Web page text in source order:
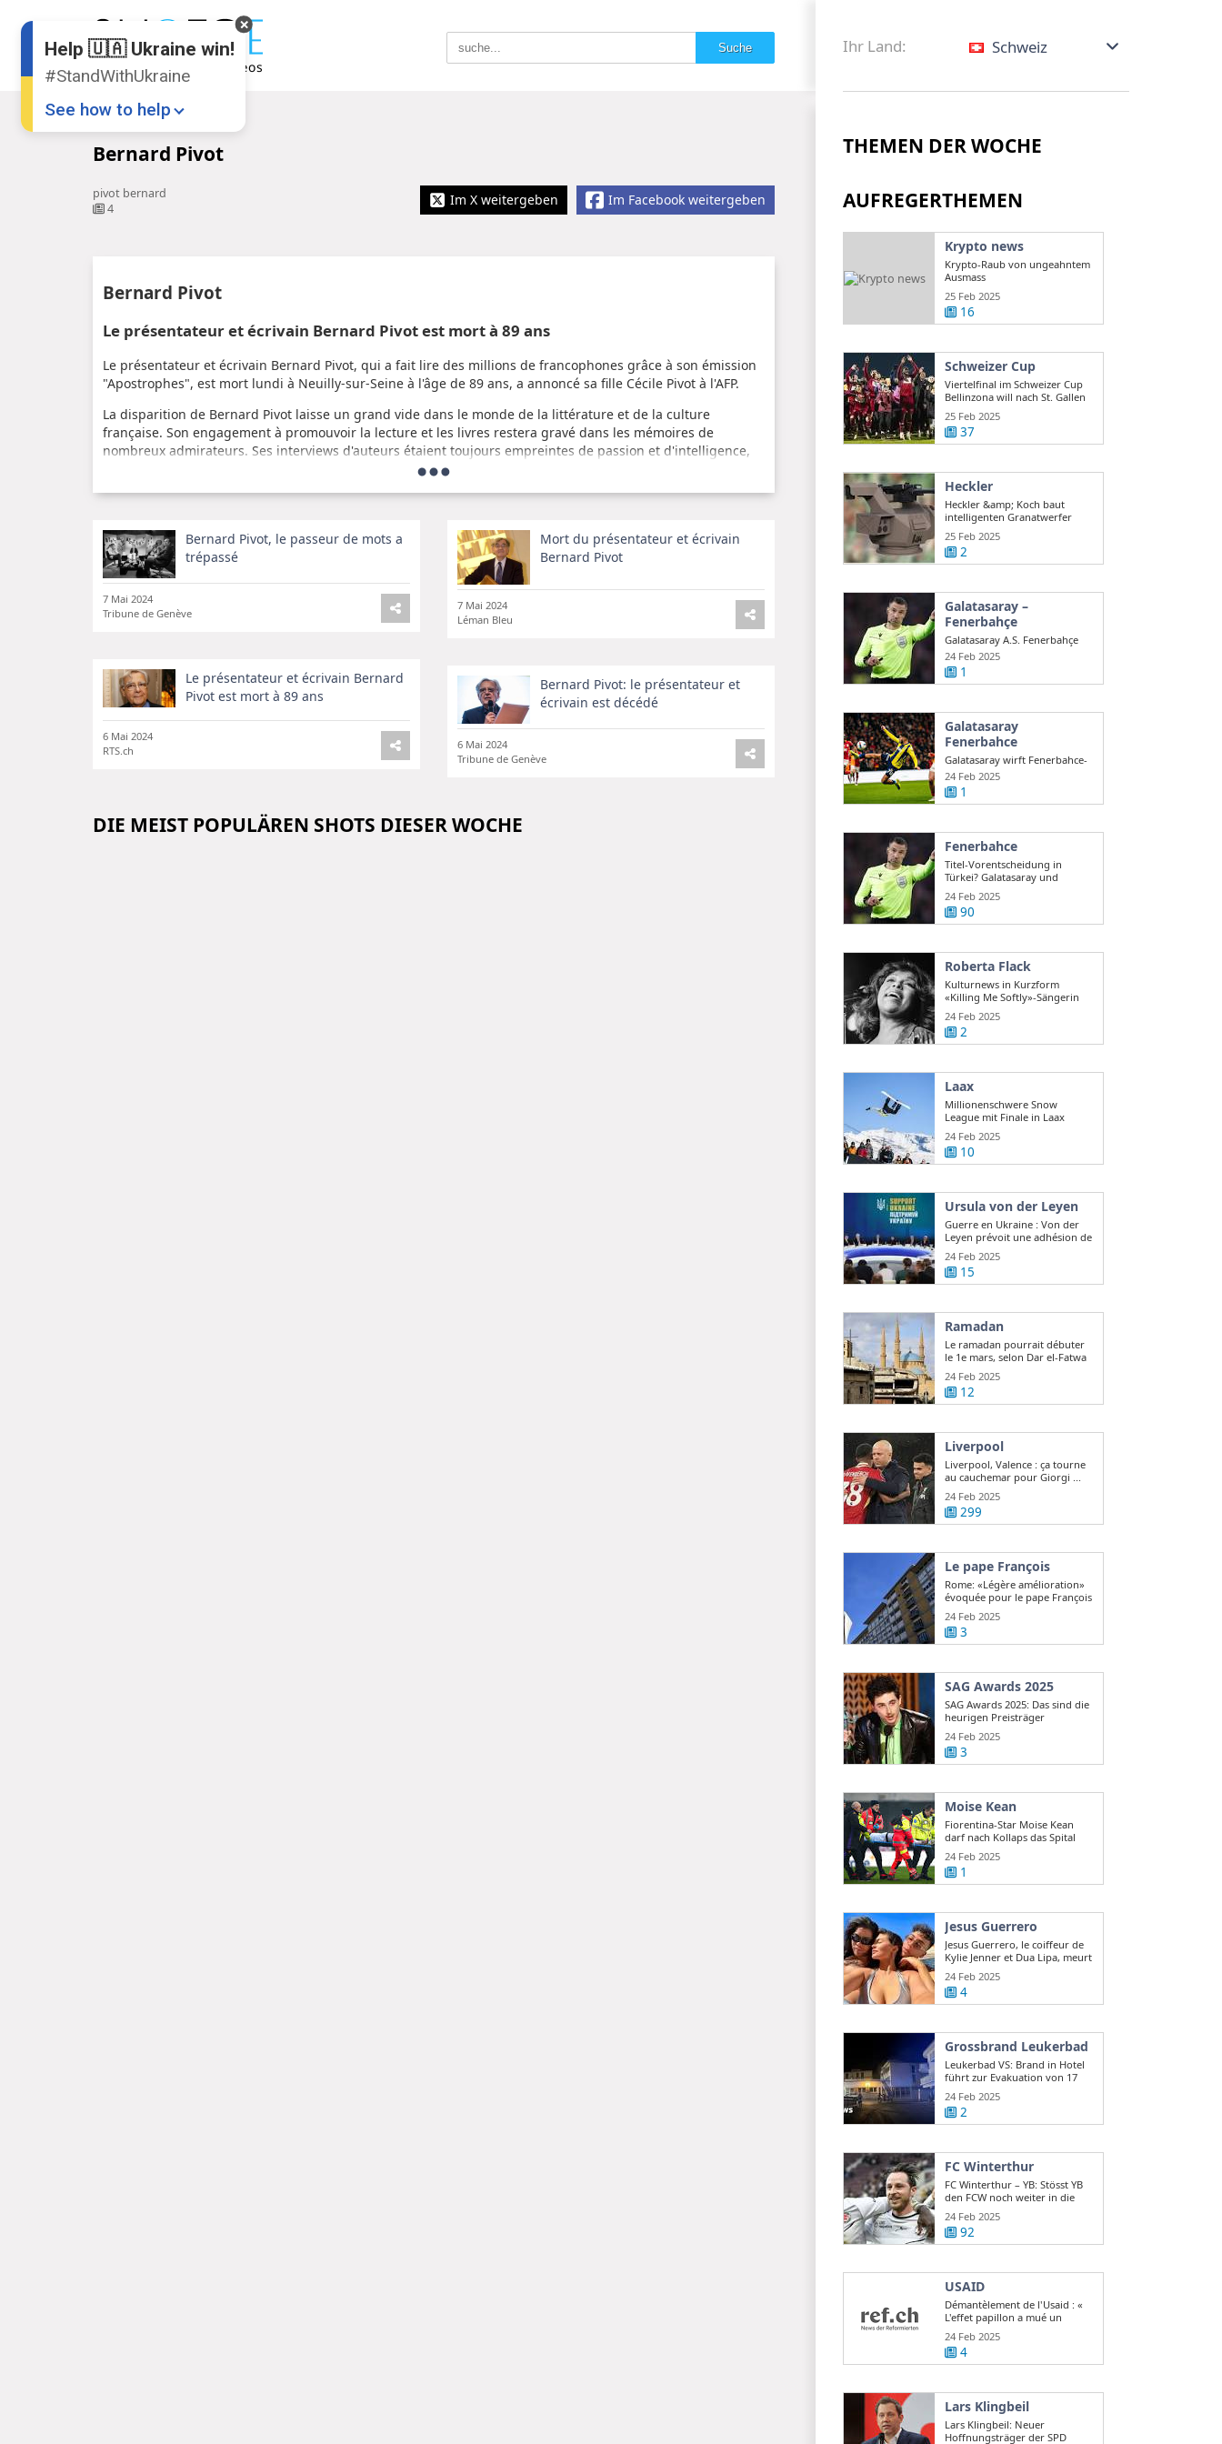
Ihr Land: Schweiz
Bernard Pivot
pivot bernard
4
Im Facebook weitergeben
Im X weitergeben
Bernard Pivot
Le présentateur et écrivain Bernard Pivot est mort à 89 ans
Le présentateur et écrivain Bernard Pivot, qui a fait lire des millions de francophones grâce à son émission
"Apostrophes", est mort lundi à Neuilly-sur-Seine à l'âge de 89 ans, a annoncé sa fille Cécile Pivot à l'AFP.
La disparition de Bernard Pivot laisse un grand vide dans le monde de la littérature et de la culture
française. Son engagement à promouvoir la lecture et les livres restera gravé dans les mémoires de
nombreux admirateurs. Ses interviews d'auteurs étaient toujours empreintes de passion et d'intelligence,
faisant de lui une figure incontournable du paysage médiatique.
Bernard Pivot, le passeur de mots a
trépassé
7 Mai 2024
Tribune de Genève
Mort du présentateur et écrivain
Bernard Pivot
7 Mai 2024
Léman Bleu
Le présentateur et écrivain Bernard
Pivot est mort à 89 ans
6 Mai 2024
RTS.ch
Bernard Pivot: le présentateur et
écrivain est décédé
6 Mai 2024
Tribune de Genève
DIE MEIST POPULÄREN SHOTS DIESER WOCHE
THEMEN DER WOCHE
AUFREGERTHEMEN
Krypto news
Krypto-Raub von ungeahntem
Ausmass
25 Feb 2025
16
Schweizer Cup
Viertelfinal im Schweizer Cup
Bellinzona will nach St. Gallen
auch ...
25 Feb 2025
37
Heckler
Heckler &amp; Koch baut
intelligenten Granatwerfer
gegen Drohnen
25 Feb 2025
2
Galatasaray –
Fenerbahçe
Galatasaray A.S. Fenerbahçe
A.S. en direct Süper Lig turque
...
24 Feb 2025
1
Galatasaray
Fenerbahce
Galatasaray wirft Fenerbahce-
Coach Mourinho Rassismus
vor
24 Feb 2025
1
Fenerbahce
Titel-Vorentscheidung in
Türkei? Galatasaray und
Fenerbahce ...
24 Feb 2025
90
Roberta Flack
Kulturnews in Kurzform
«Killing Me Softly»-Sängerin
Roberta Flack ...
24 Feb 2025
2
Laax
Millionenschwere Snow
League mit Finale in Laax
24 Feb 2025
10
Ursula von der Leyen
Guerre en Ukraine : Von der
Leyen prévoit une adhésion de
l ...
24 Feb 2025
15
Ramadan
Le ramadan pourrait débuter
le 1e mars, selon Dar el-Fatwa
24 Feb 2025
12
Liverpool
Liverpool, Valence : ça tourne
au cauchemar pour Giorgi ...
24 Feb 2025
299
Le pape François
Rome: «Légère amélioration»
évoquée pour le pape François
24 Feb 2025
3
SAG Awards 2025
SAG Awards 2025: Das sind die
heurigen Preisträger
24 Feb 2025
3
Moise Kean
Fiorentina-Star Moise Kean
darf nach Kollaps das Spital
verlassen
24 Feb 2025
1
Jesus Guerrero
Jesus Guerrero, le coiffeur de
Kylie Jenner et Dua Lipa, meurt
...24 Feb 2025
4
Grossbrand Leukerbad
Leukerbad VS: Brand in Hotel
führt zur Evakuation von 17
Gästen
24 Feb 2025
2
FC Winterthur
FC Winterthur – YB: Stösst YB
den FCW noch weiter in die
Krise?
24 Feb 2025
92
USAID
Démantèlement de l'Usaid : «
L'effet papillon a mué un
scandale d ...
24 Feb 2025
4
Lars Klingbeil
Lars Klingbeil: Neuer
Hoffnungsträger der SPD
Help 🇺🇦 Ukraine win!
#StandWithUkraine
See how to help